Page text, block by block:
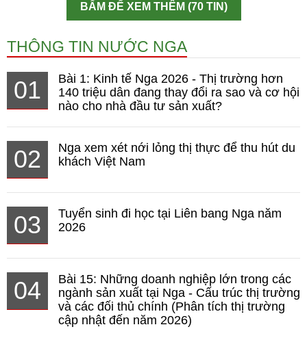
BẤM ĐỂ XEM THÊM (70 TIN)
THÔNG TIN NƯỚC NGA
01
Bài 1: Kinh tế Nga 2026 - Thị trường hơn
140 triệu dân đang thay đổi ra sao và cơ hội
nào cho nhà đầu tư sản xuất?
02
Nga xem xét nới lỏng thị thực để thu hút du
khách Việt Nam
03
Tuyển sinh đi học tại Liên bang Nga năm
2026
04
Bài 15: Những doanh nghiệp lớn trong các
ngành sản xuất tại Nga - Cấu trúc thị trường
và các đối thủ chính (Phân tích thị trường
cập nhật đến năm 2026)